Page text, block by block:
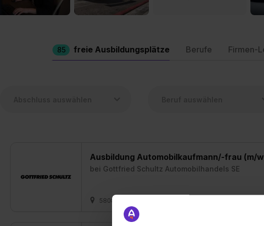
85 freie Ausbildungsplätze Berufe Firmen-
Ausbildung Automobilkaufmann/-frau (m/
bei Gottfried Schultz Automobilhandels SE
58089 Hagen + 15 weitere